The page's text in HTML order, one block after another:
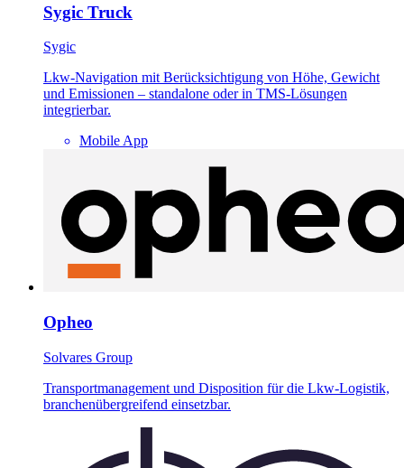
Sygic Truck
Sygic
Lkw-Navigation mit Berücksichtigung von Höhe, Gewicht
und Emissionen – standalone oder in TMS-Lösungen
integrierbar.
Mobile App
Opheo
Solvares Group
Transportmanagement und Disposition für die Lkw-Logistik,
branchenübergreifend einsetzbar.